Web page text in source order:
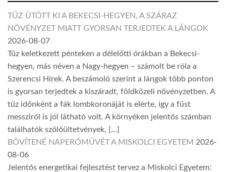
TŰZ ÜTÖTT KI A BEKECSI-HEGYEN, A SZÁRAZ
NÖVÉNYZET MIATT GYORSAN TERJEDTEK A LÁNGOK
2026-08-07
Tűz keletkezett pénteken a délelőtti órákban a Bekecsi-
hegyen, más néven a Nagy-hegyen – számolt be róla a
Szerencsi Hírek. A beszámoló szerint a lángok több ponton
is gyorsan terjedtek a kiszáradt, földközeli növényzetben. A
tűz időnként a fák lombkoronáját is elérte, így a füst
messziről is jól látható volt. A környéken jelentős számban
találhatók szőlőültetvények, […]
BŐVÍTENÉ NAPERŐMŰVÉT A MISKOLCI EGYETEM 2026-
08-06
Jelentős energetikai fejlesztést tervez a Miskolci Egyetem: